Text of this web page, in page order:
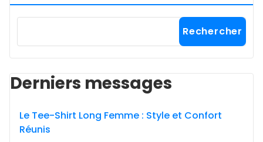
Rechercher
Derniers messages
Le Tee-Shirt Long Femme : Style et Confort
Réunis